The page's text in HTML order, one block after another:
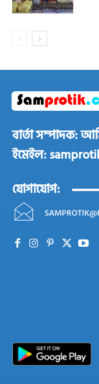
বার্তা সম্পাদক:
ইমেইল:
যোগাযোগ: